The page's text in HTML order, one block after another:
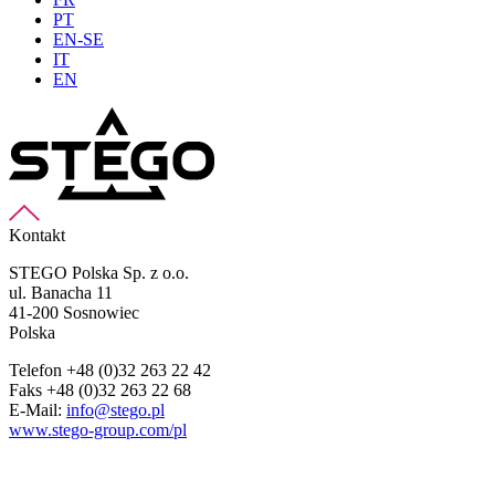
PT
EN-SE
IT
EN
Kontakt
STEGO Polska Sp. z o.o.
ul. Banacha 11
41-200 Sosnowiec
Polska
Telefon +48 (0)32 263 22 42
Faks +48 (0)32 263 22 68
E-Mail: info@stego.pl
www.stego-group.com/pl